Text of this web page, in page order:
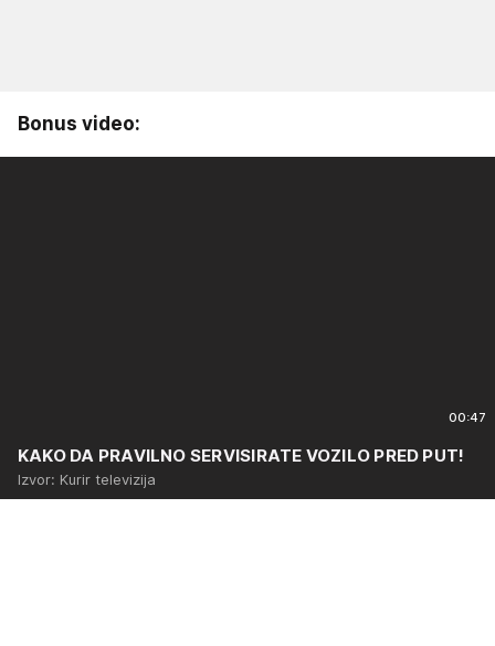
Bonus video:
00:47
KAKO DA PRAVILNO SERVISIRATE VOZILO PRED PUT!
Izvor: Kurir televizija